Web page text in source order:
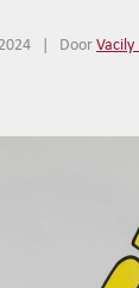
Door Vacily